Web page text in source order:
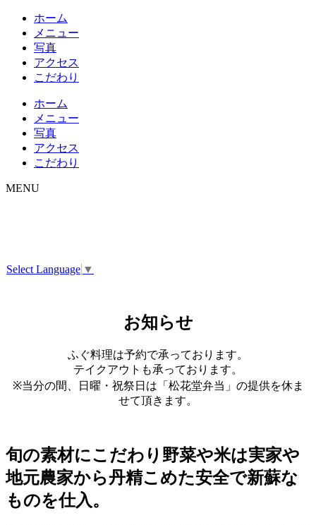
ホーム
メニュー
写真
アクセス
こだわり
ホーム
メニュー
写真
アクセス
こだわり
MENU
Select Language ▼
お知らせ
ふぐ料理は予約で承っております。
テイクアウトも承っております。
※当分の間、日曜・祝祭日は「松花堂弁当」の提供を休ま
せて頂きます。
旬の素材にこだわり野菜や米は実家や
地元農家から丹精こめた安全で新蘇な
ものを仕入。